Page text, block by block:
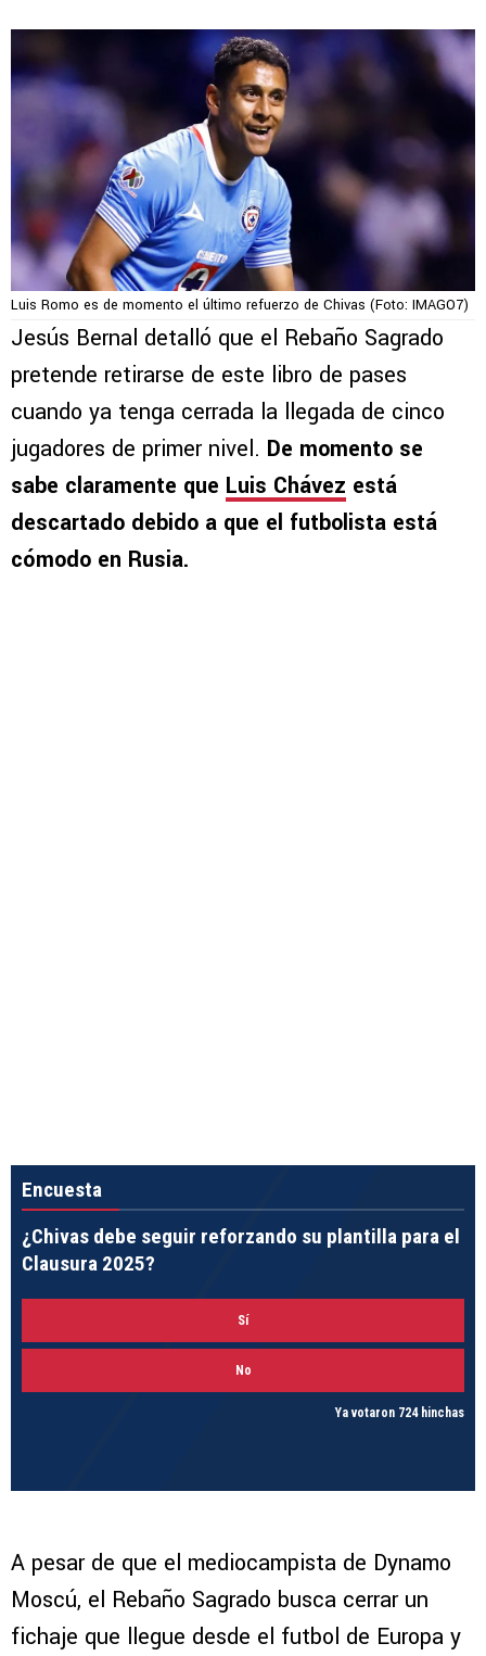
Luis Romo es de momento el último refuerzo de Chivas (Foto: IMAGO7)
Jesús Bernal detalló que el Rebaño Sagrado
pretende retirarse de este libro de pases
cuando ya tenga cerrada la llegada de cinco
jugadores de primer nivel. De momento se
sabe claramente que Luis Chávez está
descartado debido a que el futbolista está
cómodo en Rusia.
Encuesta
¿Chivas debe seguir reforzando su plantilla para el
Clausura 2025?
Sí
No
Ya votaron 724 hinchas
A pesar de que el mediocampista de Dynamo
Moscú, el Rebaño Sagrado busca cerrar un
fichaje que llegue desde el futbol de Europa y